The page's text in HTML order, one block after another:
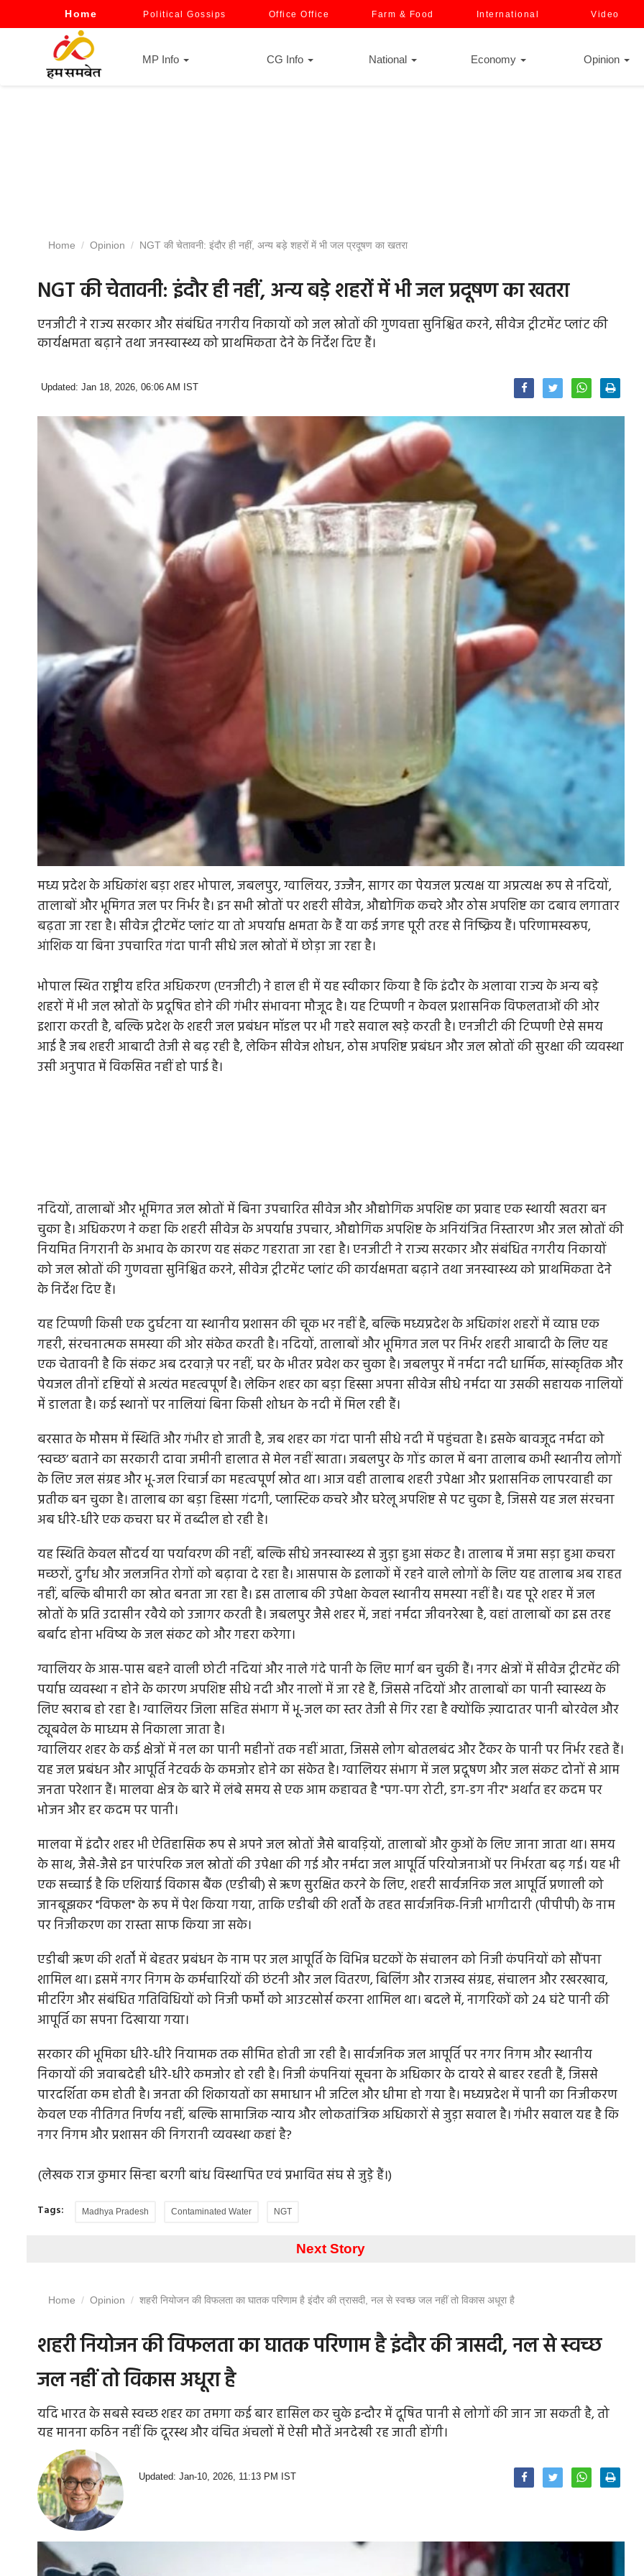
Home Political Gossips Office Office Farm & Food International Video
MP Info CG Info National Economy Opinion
Home Opinion NGT की चेतावनी: इंदौर ही नहीं, अन्य बड़े शहरों में भी जल प्रदूषण का खतरा
NGT की चेतावनी: इंदौर ही नहीं, अन्य बड़े शहरों में भी जल प्रदूषण का खतरा
एनजीटी ने राज्य सरकार और संबंधित नगरीय निकायों को जल स्रोतों की गुणवत्ता सुनिश्चित करने, सीवेज ट्रीटमेंट प्लांट की
कार्यक्षमता बढ़ाने तथा जनस्वास्थ्य को प्राथमिकता देने के निर्देश दिए हैं।
Updated: Jan 18, 2026, 06:06 AM IST
मध्य प्रदेश के अधिकांश बड़ा शहर भोपाल, जबलपुर, ग्वालियर, उज्जैन, सागर का पेयजल प्रत्यक्ष या अप्रत्यक्ष रूप से नदियों,
तालाबों और भूमिगत जल पर निर्भर है। इन सभी स्रोतों पर शहरी सीवेज, औद्योगिक कचरे और ठोस अपशिष्ट का दबाव लगातार
बढ़ता जा रहा है। सीवेज ट्रीटमेंट प्लांट या तो अपर्याप्त क्षमता के हैं या कई जगह पूरी तरह से निष्क्रिय हैं। परिणामस्वरूप,
आंशिक या बिना उपचारित गंदा पानी सीधे जल स्रोतों में छोड़ा जा रहा है।
भोपाल स्थित राष्ट्रीय हरित अधिकरण (एनजीटी) ने हाल ही में यह स्वीकार किया है कि इंदौर के अलावा राज्य के अन्य बड़े
शहरों में भी जल स्रोतों के प्रदूषित होने की गंभीर संभावना मौजूद है। यह टिप्पणी न केवल प्रशासनिक विफलताओं की ओर
इशारा करती है, बल्कि प्रदेश के शहरी जल प्रबंधन मॉडल पर भी गहरे सवाल खड़े करती है। एनजीटी की टिप्पणी ऐसे समय
आई है जब शहरी आबादी तेजी से बढ़ रही है, लेकिन सीवेज शोधन, ठोस अपशिष्ट प्रबंधन और जल स्रोतों की सुरक्षा की व्यवस्था
उसी अनुपात में विकसित नहीं हो पाई है।
नदियों, तालाबों और भूमिगत जल स्रोतों में बिना उपचारित सीवेज और औद्योगिक अपशिष्ट का प्रवाह एक स्थायी खतरा बन
चुका है। अधिकरण ने कहा कि शहरी सीवेज के अपर्याप्त उपचार, औद्योगिक अपशिष्ट के अनियंत्रित निस्तारण और जल स्रोतों की
नियमित निगरानी के अभाव के कारण यह संकट गहराता जा रहा है। एनजीटी ने राज्य सरकार और संबंधित नगरीय निकायों
को जल स्रोतों की गुणवत्ता सुनिश्चित करने, सीवेज ट्रीटमेंट प्लांट की कार्यक्षमता बढ़ाने तथा जनस्वास्थ्य को प्राथमिकता देने
के निर्देश दिए हैं।
यह टिप्पणी किसी एक दुर्घटना या स्थानीय प्रशासन की चूक भर नहीं है, बल्कि मध्यप्रदेश के अधिकांश शहरों में व्याप्त एक
गहरी, संरचनात्मक समस्या की ओर संकेत करती है। नदियों, तालाबों और भूमिगत जल पर निर्भर शहरी आबादी के लिए यह
एक चेतावनी है कि संकट अब दरवाज़े पर नहीं, घर के भीतर प्रवेश कर चुका है। जबलपुर में नर्मदा नदी धार्मिक, सांस्कृतिक और
पेयजल तीनों दृष्टियों से अत्यंत महत्वपूर्ण है। लेकिन शहर का बड़ा हिस्सा अपना सीवेज सीधे नर्मदा या उसकी सहायक नालियों
में डालता है। कई स्थानों पर नालियां बिना किसी शोधन के नदी में मिल रही हैं।
बरसात के मौसम में स्थिति और गंभीर हो जाती है, जब शहर का गंदा पानी सीधे नदी में पहुंचता है। इसके बावजूद नर्मदा को
‘स्वच्छ’ बताने का सरकारी दावा जमीनी हालात से मेल नहीं खाता। जबलपुर के गोंड काल में बना तालाब कभी स्थानीय लोगों
के लिए जल संग्रह और भू-जल रिचार्ज का महत्वपूर्ण स्रोत था। आज वही तालाब शहरी उपेक्षा और प्रशासनिक लापरवाही का
प्रतीक बन चुका है। तालाब का बड़ा हिस्सा गंदगी, प्लास्टिक कचरे और घरेलू अपशिष्ट से पट चुका है, जिससे यह जल संरचना
अब धीरे-धीरे एक कचरा घर में तब्दील हो रही है।
यह स्थिति केवल सौंदर्य या पर्यावरण की नहीं, बल्कि सीधे जनस्वास्थ्य से जुड़ा हुआ संकट है। तालाब में जमा सड़ा हुआ कचरा
मच्छरों, दुर्गंध और जलजनित रोगों को बढ़ावा दे रहा है। आसपास के इलाकों में रहने वाले लोगों के लिए यह तालाब अब राहत
नहीं, बल्कि बीमारी का स्रोत बनता जा रहा है। इस तालाब की उपेक्षा केवल स्थानीय समस्या नहीं है। यह पूरे शहर में जल
स्रोतों के प्रति उदासीन रवैये को उजागर करती है। जबलपुर जैसे शहर में, जहां नर्मदा जीवनरेखा है, वहां तालाबों का इस तरह
बर्बाद होना भविष्य के जल संकट को और गहरा करेगा।
ग्वालियर के आस-पास बहने वाली छोटी नदियां और नाले गंदे पानी के लिए मार्ग बन चुकी हैं। नगर क्षेत्रों में सीवेज ट्रीटमेंट की
पर्याप्त व्यवस्था न होने के कारण अपशिष्ट सीधे नदी और नालों में जा रहे हैं, जिससे नदियों और तालाबों का पानी स्वास्थ्य के
लिए खराब हो रहा है। ग्वालियर जिला सहित संभाग में भू-जल का स्तर तेजी से गिर रहा है क्योंकि ज़्यादातर पानी बोरवेल और
ट्यूबवेल के माध्यम से निकाला जाता है।
ग्वालियर शहर के कई क्षेत्रों में नल का पानी महीनों तक नहीं आता, जिससे लोग बोतलबंद और टैंकर के पानी पर निर्भर रहते हैं।
यह जल प्रबंधन और आपूर्ति नेटवर्क के कमजोर होने का संकेत है। ग्वालियर संभाग में जल प्रदूषण और जल संकट दोनों से आम
जनता परेशान हैं। मालवा क्षेत्र के बारे में लंबे समय से एक आम कहावत है "पग-पग रोटी, डग-डग नीर" अर्थात हर कदम पर
भोजन और हर कदम पर पानी।
मालवा में इंदौर शहर भी ऐतिहासिक रूप से अपने जल स्रोतों जैसे बावड़ियों, तालाबों और कुओं के लिए जाना जाता था। समय
के साथ, जैसे-जैसे इन पारंपरिक जल स्रोतों की उपेक्षा की गई और नर्मदा जल आपूर्ति परियोजनाओं पर निर्भरता बढ़ गई। यह भी
एक सच्चाई है कि एशियाई विकास बैंक (एडीबी) से ऋण सुरक्षित करने के लिए, शहरी सार्वजनिक जल आपूर्ति प्रणाली को
जानबूझकर "विफल" के रूप में पेश किया गया, ताकि एडीबी की शर्तों के तहत सार्वजनिक-निजी भागीदारी (पीपीपी) के नाम
पर निजीकरण का रास्ता साफ किया जा सके।
एडीबी ऋण की शर्तों में बेहतर प्रबंधन के नाम पर जल आपूर्ति के विभिन्न घटकों के संचालन को निजी कंपनियों को सौंपना
शामिल था। इसमें नगर निगम के कर्मचारियों की छंटनी और जल वितरण, बिलिंग और राजस्व संग्रह, संचालन और रखरखाव,
मीटरिंग और संबंधित गतिविधियों को निजी फर्मों को आउटसोर्स करना शामिल था। बदले में, नागरिकों को 24 घंटे पानी की
आपूर्ति का सपना दिखाया गया।
सरकार की भूमिका धीरे-धीरे नियामक तक सीमित होती जा रही है। सार्वजनिक जल आपूर्ति पर नगर निगम और स्थानीय
निकायों की जवाबदेही धीरे-धीरे कमजोर हो रही है। निजी कंपनियां सूचना के अधिकार के दायरे से बाहर रहती हैं, जिससे
पारदर्शिता कम होती है। जनता की शिकायतों का समाधान भी जटिल और धीमा हो गया है। मध्यप्रदेश में पानी का निजीकरण
केवल एक नीतिगत निर्णय नहीं, बल्कि सामाजिक न्याय और लोकतांत्रिक अधिकारों से जुड़ा सवाल है। गंभीर सवाल यह है कि
नगर निगम और प्रशासन की निगरानी व्यवस्था कहां है?
(लेखक राज कुमार सिन्हा बरगी बांध विस्थापित एवं प्रभावित संघ से जुड़े हैं।)
Tags: Madhya Pradesh Contaminated Water NGT
शर्मीला
आदिवासी महिलाओं को संपत्ति पर अधिकार का
ऐतिहासिक फैसला
यह फैसला व्यापक महत्व रखता है क्योंकि यह आदिवासी समुदायों में
लैंगिक न्याय के बारे...
कुलगाम में टारगेट किलिंग, आतंकियों ने नाम पूछकर मारी
गोली,...
पर हमला कर छत्तीसगढ़...
Next Story
Home Opinion शहरी नियोजन की विफलता का घातक परिणाम है इंदौर की त्रासदी, नल से स्वच्छ जल नहीं तो विकास अधूरा है
शहरी नियोजन की विफलता का घातक परिणाम है इंदौर की त्रासदी, नल से स्वच्छ
जल नहीं तो विकास अधूरा है
यदि भारत के सबसे स्वच्छ शहर का तमगा कई बार हासिल कर चुके इन्दौर में दूषित पानी से लोगों की जान जा सकती है, तो
यह मानना कठिन नहीं कि दूरस्थ और वंचित अंचलों में ऐसी मौतें अनदेखी रह जाती होंगी।
Updated: Jan-10, 2026, 11:13 PM IST